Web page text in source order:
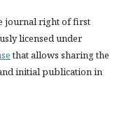
journal right of first
licensed under
that allows sharing the
initial publication in